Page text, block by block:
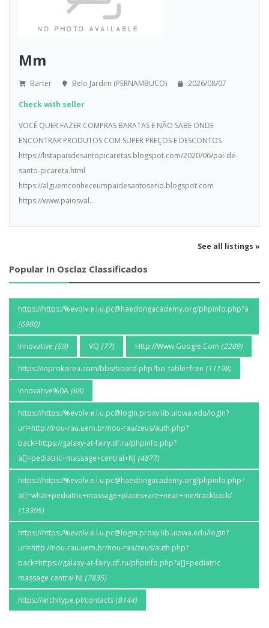
Mm
Barter Belo Jardim (PERNAMBUCO) 2026/08/07
Check with seller
VOCÊ QUER FAZER COMPRAS BARATAS E NÃO SABE ONDE
ENCONTRAR PRODUTOS COM SUPER PREÇOS E DESCONTOS
https://listapaisdesantopicaretas.blogspot.com/2020/06/pai-de-
santo-picareta.html
https://alguemconheceumpaidesantoserio.blogspot.com
https://www.paiosval...
See all listings »
Popular In Osclaz Classificados
https://https:/%evolv.e.l.u.pc@haedongacademy.org/phpinfo.php?a
(6980)
Innovative (59) VQ (77) Http://Www.Google.Com (2209)
https://inprokorea.com/bbs/board.php?bo_table=free (11198)
Innovative%0A (68)
https://https:/%evolv.e.l.u.pc@login.proxy.lib.uiowa.edu/login?
url=http://nou-rau.uem.br/nou-rau/zeus/auth.php?
back=https://galaxy-at-fairy.df.ru/phpinfo.php?
a[]=pediatric+massage+central+NJ (4877)
https://https:/%evolv.e.l.u.pc@haedongacademy.org/phpinfo.php?
a[]=what+pediatric+massage+places+are+near+me/trackback/
(13395)
https://https:/%evolv.e.l.u.pc@login.proxy.lib.uiowa.edu/login?
url=http://nou-rau.uem.br/nou-rau/zeus/auth.php?
back=https://galaxy-at-fairy.df.ru/phpinfo.php?a[]=pediatric
massage central NJ (7835)
https://architype.pl/contacts (8144)